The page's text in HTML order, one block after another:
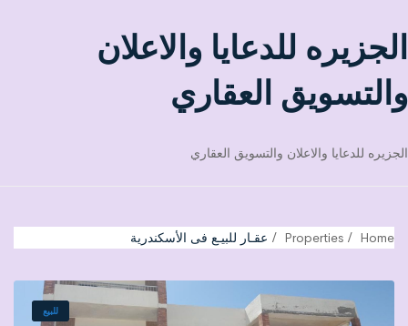
الجزيره للدعايا والاعلان
والتسويق العقاري
الجزيره للدعايا والاعلان والتسويق العقاري
Home
Properties عقـار للبيـع فى الأسكندرية
للبيع